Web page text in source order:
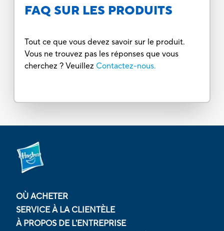
FAQ SUR LES PRODUITS
Tout ce que vous devez savoir sur le produit.
Vous ne trouvez pas les réponses que vous
cherchez ? Veuillez Contactez-nous.
OÙ ACHETER
SERVICE À LA CLIENTÈLE
À PROPOS DE L'ENTREPRISE